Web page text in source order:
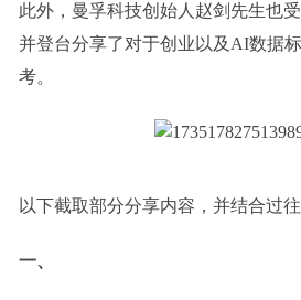
此外，曼孚科技创始人赵剑先生也
并登台分享了对于创业以及AI数据
考。
以下截取部分分享内容，并结合过
一、